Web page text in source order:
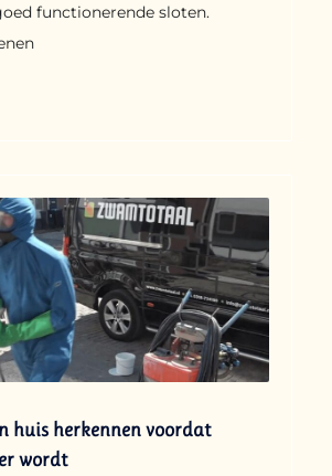
functionerende sloten.
huis herkennen voordat
wordt